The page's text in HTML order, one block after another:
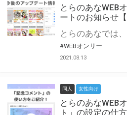
とらのあなWEB
ートのお知らせ【
#WEBオンリー
2021.08.13
同人 女性向け
とらのあなWEB
ト」の設定の仕